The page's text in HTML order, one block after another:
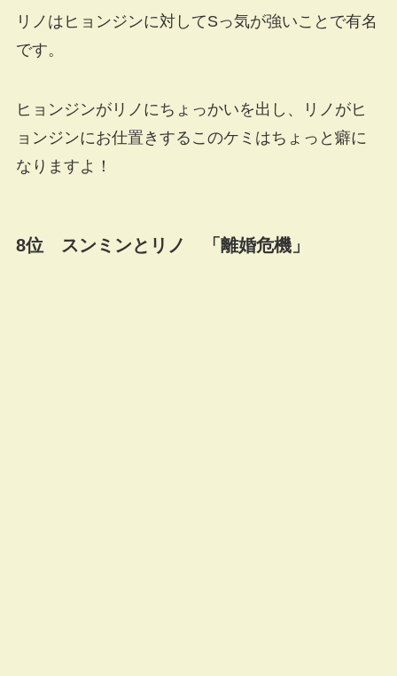
リノはヒョンジンに対してSっ気が強いことで有名
です。
ヒョンジンがリノにちょっかいを出し、リノがヒ
ョンジンにお仕置きするこのケミはちょっと癖に
なりますよ！
8位 スンミンとリノ 「離婚危機」